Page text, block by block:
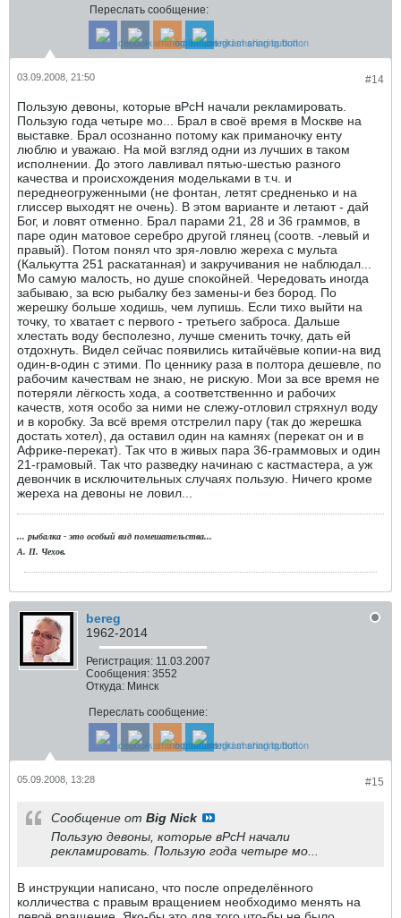
Переслать сообщение:
#14
03.09.2008, 21:50
Пользую девоны, которые вРсН начали рекламировать.
Пользую года четыре мо... Брал в своё время в Москве на
выставке. Брал осознанно потому как приманочку енту
люблю и уважаю. На мой взгляд одни из лучших в таком
исполнении. До этого лавливал пятью-шестью разного
качества и происхождения модельками в т.ч. и
переднеогруженными (не фонтан, летят средненько и на
глиссер выходят не очень). В этом варианте и летают - дай
Бог, и ловят отменно. Брал парами 21, 28 и 36 граммов, в
паре один матовое серебро другой глянец (соотв. -левый и
правый). Потом понял что зря-ловлю жереха с мульта
(Калькутта 251 раскатанная) и закручивания не наблюдал...
Мо самую малость, но душе спокойней. Чередовать иногда
забываю, за всю рыбалку без замены-и без бород. По
жерешку больше ходишь, чем лупишь. Если тихо выйти на
точку, то хватает с первого - третьего заброса. Дальше
хлестать воду бесполезно, лучше сменить точку, дать ей
отдохнуть. Видел сейчас появились китайчёвые копии-на вид
один-в-один с этими. По ценнику раза в полтора дешевле, по
рабочим качествам не знаю, не рискую. Мои за все время не
потеряли лёгкость хода, а соответственнно и рабочих
качеств, хотя особо за ними не слежу-отловил стряхнул воду
и в коробку. За всё время отстрелил пару (так до жерешка
достать хотел), да оставил один на камнях (перекат он и в
Африке-перекат). Так что в живых пара 36-граммовых и один
21-грамовый. Так что разведку начинаю с кастмастера, а уж
девончик в исключительных случаях пользую. Ничего кроме
жереха на девоны не ловил...
... рыбалка - это особый вид помешательства...
А. П. Чехов.
bereg
1962-2014
Регистрация: 11.03.2007
Сообщения: 3552
Откуда: Минск
Переслать сообщение:
#15
05.09.2008, 13:28
Сообщение от Big Nick
Пользую девоны, которые вРсН начали
рекламировать. Пользую года четыре мо...
В инструкции написано, что после определённого
колличества с правым вращением необходимо менять на